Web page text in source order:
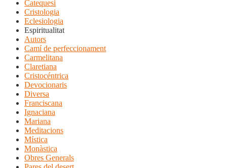
Catequesi
Cristologia
Eclesiologia
Espiritualitat
Autors
Camí de perfeccionament
Carmelitana
Claretiana
Cristocéntrica
Devocionaris
Diversa
Franciscana
Ignaciana
Mariana
Meditacions
Mística
Monàstica
Obres Generals